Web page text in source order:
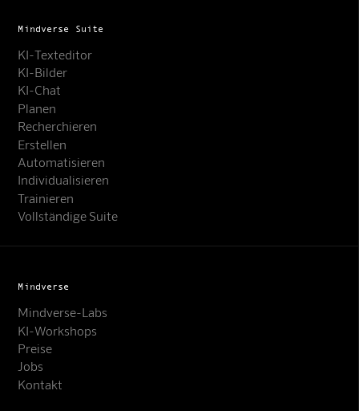
Mindverse Suite
KI-Texteditor
KI-Bilder
KI-Chat
Planen
Recherchieren
Erstellen
Automatisieren
Individualisieren
Trainieren
Vollständige Suite
Mindverse
Mindverse-Labs
KI-Workshops
Preise
Jobs
Kontakt